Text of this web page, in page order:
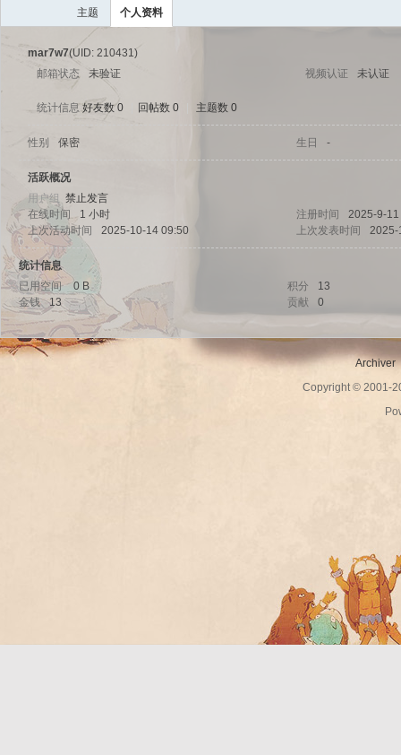
uz!
主题 个人资料
mar7w7(UID: 210431)
邮箱状态
未验证 视频认证 未认证
统计信息 好友数 0 回帖数 0 主题数 0
性别 保密 生日 -
活跃概况
用户组 禁止发言
在线时间
1 小时 注册时间
2025-9-
上次活动时间
2025-10-14 09:50 上次发表时间 2025-
统计信息
已用空间
0 B 积分
13
金钱
13 贡献 0
Archiver
Copyright © 2001-